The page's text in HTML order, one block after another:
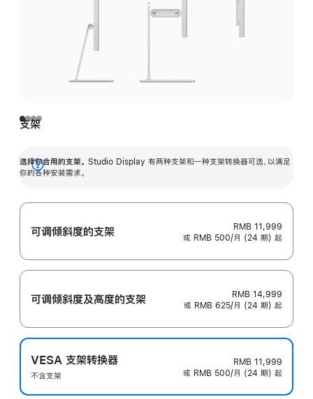
支架
选择你合用的支架。 Studio Display 有两种支架和一种支架转换器可选，以满足
你的各种安装需求。
展
可调倾斜度的支架
RMB 11,999
或 RMB 500/月 (24 期) 起
可调倾斜度及高‍度的支‍架
RMB 14,999
或 RMB 625/月 (24 期) 起
VESA 支架转换器
不含支架
RMB 11,999
或 RMB 500/月 (24 期) 起